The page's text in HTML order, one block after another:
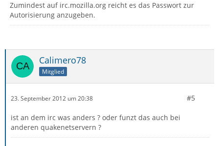
Zumindest auf irc.mozilla.org reicht es das Passwort zur
Autorisierung anzugeben.
Calimero78
Mitglied
23. September 2012 um 20:38 #5
ist an dem irc was anders ? oder funzt das auch bei
anderen quakenetservern ?